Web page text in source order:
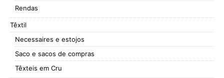
Rendas
Têxtil
Necessaires e estojos
Saco e sacos de compras
Têxteis em Cru